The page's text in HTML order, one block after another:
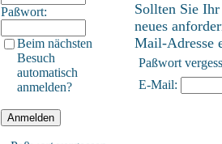
Paßwort:
Beim nächsten
Besuch
automatisch
anmelden?
Sollten Sie
neues
Mail-Adresse
Paßwort
E-Mail: